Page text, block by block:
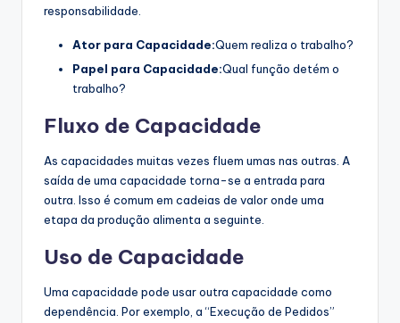
responsabilidade.
Ator para Capacidade:Quem realiza o trabalho?
Papel para Capacidade:Qual função detém o
trabalho?
Fluxo de Capacidade
As capacidades muitas vezes fluem umas nas outras. A
saída de uma capacidade torna-se a entrada para
outra. Isso é comum em cadeias de valor onde uma
etapa da produção alimenta a seguinte.
Uso de Capacidade
Uma capacidade pode usar outra capacidade como
dependência. Por exemplo, a “Execução de Pedidos”